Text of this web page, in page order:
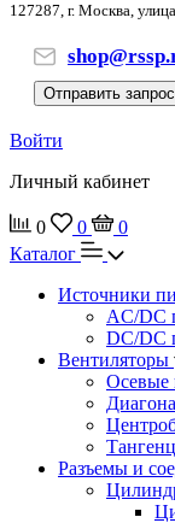
127287, г. Москва,
Отправить запрос
Войти
Личный кабинет
0 0
0
Каталог
Источники
AC/DC
DC/DC
Вентиляторы
Осевые
Разъемы и